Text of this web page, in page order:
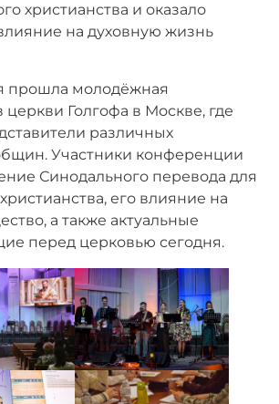
христианства и оказало
на духовную жизнь
прошла молодёжная
Голгофа в Москве, где
различных
Участники конференции
Синодального перевода для
его влияние на
а также актуальные
перед церковью сегодня.